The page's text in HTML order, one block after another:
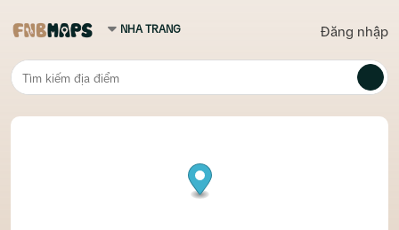
Đăng nhập